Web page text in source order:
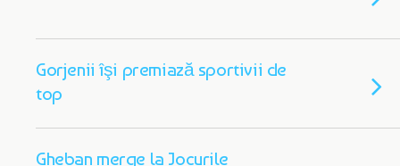
Gorjenii îşi premiază sportivii de
top
Gheban merge la Jocurile